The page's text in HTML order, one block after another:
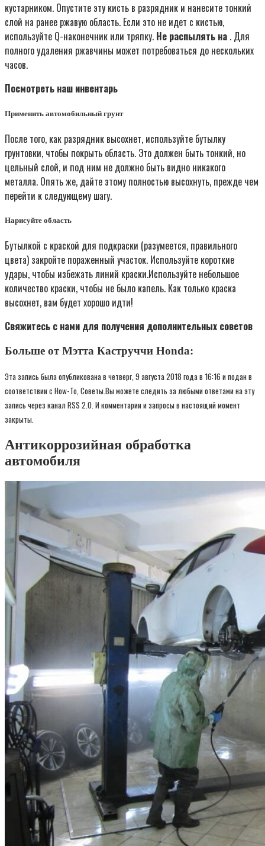
кустарником. Опустите эту кисть в разрядник и нанесите тонкий
слой на ранее ржавую область. Если это не идет с кистью,
используйте Q-наконечник или тряпку. Не распылять на . Для
полного удаления ржавчины может потребоваться до нескольких
часов.
Посмотреть наш инвентарь
Применить автомобильный грунт
После того, как разрядник высохнет, используйте бутылку
грунтовки, чтобы покрыть область. Это должен быть тонкий, но
цельный слой, и под ним не должно быть видно никакого
металла. Опять же, дайте этому полностью высохнуть, прежде чем
перейти к следующему шагу.
Нарисуйте область
Бутылкой с краской для подкраски (разумеется, правильного
цвета) закройте пораженный участок. Используйте короткие
удары, чтобы избежать линий краски.Используйте небольшое
количество краски, чтобы не было капель. Как только краска
высохнет, вам будет хорошо идти!
Свяжитесь с нами для получения дополнительных советов
Больше от Мэтта Каструччи Honda:
Эта запись была опубликована в четверг, 9 августа 2018 года в 16:16 и подан в
соответствии с How-To, Советы.Вы можете следить за любыми ответами на эту
запись через канал RSS 2.0. И комментарии и запросы в настоящий момент
закрыты.
Антикоррозийная обработка
автомобиля